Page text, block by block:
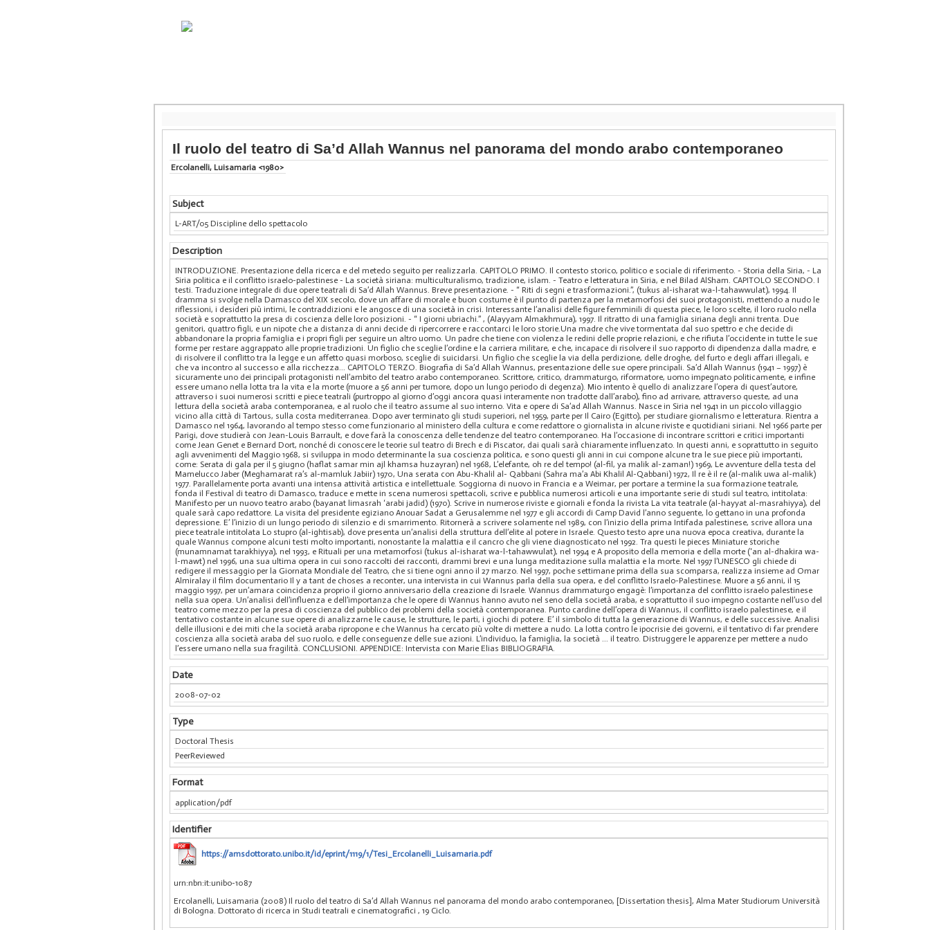
Il ruolo del teatro di Sa’d Allah Wannus nel panorama del mondo arabo contemporaneo
Ercolanelli, Luisamaria <1980>
Subject
L-ART/05 Discipline dello spettacolo
Description
INTRODUZIONE. Presentazione della ricerca e del metedo seguito per realizzarla. CAPITOLO PRIMO. Il contesto storico, politico e sociale di riferimento. - Storia della Siria, - La
Siria politica e il conflitto israelo-palestinese - La società siriana: multiculturalismo, tradizione, islam. - Teatro e letteratura in Siria, e nel Bilad AlSham. CAPITOLO SECONDO. I
testi. Traduzione integrale di due opere teatrali di Sa’d Allah Wannus. Breve presentazione. - “ Riti di segni e trasformazioni.”, (tukus al-isharat wa-l-tahawwulat), 1994. Il
dramma si svolge nella Damasco del XIX secolo, dove un affare di morale e buon costume è il punto di partenza per la metamorfosi dei suoi protagonisti, mettendo a nudo le
riflessioni, i desideri più intimi, le contraddizioni e le angosce di una società in crisi. Interessante l’analisi delle figure femminili di questa piece, le loro scelte, il loro ruolo nella
società e soprattutto la presa di coscienza delle loro posizioni. - “ I giorni ubriachi.” , (Alayyam Almakhmura), 1997. Il ritratto di una famiglia siriana degli anni trenta. Due
genitori, quattro figli, e un nipote che a distanza di anni decide di ripercorrere e raccontarci le loro storie.Una madre che vive tormentata dal suo spettro e che decide di
abbandonare la propria famiglia e i propri figli per seguire un altro uomo. Un padre che tiene con violenza le redini delle proprie relazioni, e che rifiuta l’occidente in tutte le sue
forme per restare aggrappato alle proprie tradizioni. Un figlio che sceglie l’ordine e la carriera militare, e che, incapace di risolvere il suo rapporto di dipendenza dalla madre, e
di risolvere il conflitto tra la legge e un affetto quasi morboso, sceglie di suicidarsi. Un figlio che sceglie la via della perdizione, delle droghe, del furto e degli affari illegali, e
che va incontro al successo e alla ricchezza... CAPITOLO TERZO. Biografia di Sa’d Allah Wannus, presentazione delle sue opere principali. Sa’d Allah Wannus (1941 – 1997) è
sicuramente uno dei principali protagonisti nell’ambito del teatro arabo contemporaneo. Scrittore, critico, drammaturgo, riformatore, uomo impegnato politicamente, e infine
essere umano nella lotta tra la vita e la morte (muore a 56 anni per tumore, dopo un lungo periodo di degenza). Mio intento è quello di analizzare l’opera di quest’autore,
attraverso i suoi numerosi scritti e piece teatrali (purtroppo al giorno d’oggi ancora quasi interamente non tradotte dall’arabo), fino ad arrivare, attraverso queste, ad una
lettura della società araba contemporanea, e al ruolo che il teatro assume al suo interno. Vita e opere di Sa’ad Allah Wannus. Nasce in Siria nel 1941 in un piccolo villaggio
vicino alla città di Tartous, sulla costa mediterranea. Dopo aver terminato gli studi superiori, nel 1959, parte per Il Cairo (Egitto), per studiare giornalismo e letteratura. Rientra a
Damasco nel 1964, lavorando al tempo stesso come funzionario al ministero della cultura e come redattore o giornalista in alcune riviste e quotidiani siriani. Nel 1966 parte per
Parigi, dove studierà con Jean-Louis Barrault, e dove farà la conoscenza delle tendenze del teatro contemporaneo. Ha l’occasione di incontrare scrittori e critici importanti
come Jean Genet e Bernard Dort, nonché di conoscere le teorie sul teatro di Brech e di Piscator, dai quali sarà chiaramente influenzato. In questi anni, e soprattutto in seguito
agli avvenimenti del Maggio 1968, si sviluppa in modo determinante la sua coscienza politica, e sono questi gli anni in cui compone alcune tra le sue piece più importanti,
come: Serata di gala per il 5 giugno (haflat samar min ajl khamsa huzayran) nel 1968, L’elefante, oh re del tempo! (al-fil, ya malik al-zaman!) 1969, Le avventure della testa del
Mamelucco Jaber (Meghamarat ra’s al-mamluk Jabiir) 1970, Una serata con Abu-Khalil al- Qabbani (Sahra ma’a Abi Khalil Al-Qabbani) 1972, Il re è il re (al-malik uwa al-malik)
1977. Parallelamente porta avanti una intensa attività artistica e intellettuale. Soggiorna di nuovo in Francia e a Weimar, per portare a termine la sua formazione teatrale,
fonda il Festival di teatro di Damasco, traduce e mette in scena numerosi spettacoli, scrive e pubblica numerosi articoli e una importante serie di studi sul teatro, intitolata:
Manifesto per un nuovo teatro arabo (bayanat limasrah ‘arabi jadid) (1970). Scrive in numerose riviste e giornali e fonda la rivista La vita teatrale (al-hayyat al-masrahiyya), del
quale sarà capo redattore. La visita del presidente egiziano Anouar Sadat a Gerusalemme nel 1977 e gli accordi di Camp David l’anno seguente, lo gettano in una profonda
depressione. E’ l’inizio di un lungo periodo di silenzio e di smarrimento. Ritornerà a scrivere solamente nel 1989, con l’inizio della prima Intifada palestinese, scrive allora una
piece teatrale intitolata Lo stupro (al-ightisab), dove presenta un’analisi della struttura dell’elite al potere in Israele. Questo testo apre una nuova epoca creativa, durante la
quale Wannus compone alcuni testi molto importanti, nonostante la malattia e il cancro che gli viene diagnosticato nel 1992. Tra questi le pieces Miniature storiche
(munamnamat tarakhiyya), nel 1993, e Rituali per una metamorfosi (tukus al-isharat wa-l-tahawwulat), nel 1994 e A proposito della memoria e della morte (‘an al-dhakira wa-
l-mawt) nel 1996, una sua ultima opera in cui sono raccolti dei racconti, drammi brevi e una lunga meditazione sulla malattia e la morte. Nel 1997 l’UNESCO gli chiede di
redigere il messaggio per la Giornata Mondiale del Teatro, che si tiene ogni anno il 27 marzo. Nel 1997, poche settimane prima della sua scomparsa, realizza insieme ad Omar
Almiralay il film documentario Il y a tant de choses a reconter, una intervista in cui Wannus parla della sua opera, e del conflitto Israelo-Palestinese. Muore a 56 anni, il 15
maggio 1997, per un’amara coincidenza proprio il giorno anniversario della creazione di Israele. Wannus drammaturgo engagè: l’importanza del conflitto israelo palestinese
nella sua opera. Un’analisi dell’influenza e dell’importanza che le opere di Wannus hanno avuto nel seno della società araba, e soprattutto il suo impegno costante nell’uso del
teatro come mezzo per la presa di coscienza del pubblico dei problemi della società contemporanea. Punto cardine dell’opera di Wannus, il conflitto israelo palestinese, e il
tentativo costante in alcune sue opere di analizzarne le cause, le strutture, le parti, i giochi di potere. E’ il simbolo di tutta la generazione di Wannus, e delle successive. Analisi
delle illusioni e dei miti che la società araba ripropone e che Wannus ha cercato più volte di mettere a nudo. La lotta contro le ipocrisie dei governi, e il tentativo di far prendere
coscienza alla società araba del suo ruolo, e delle conseguenze delle sue azioni. L’individuo, la famiglia, la società ... il teatro. Distruggere le apparenze per mettere a nudo
l’essere umano nella sua fragilità. CONCLUSIONI. APPENDICE: Intervista con Marie Elias BIBLIOGRAFIA.
Date
2008-07-02
Type
Doctoral Thesis
PeerReviewed
Format
application/pdf
Identifier
https://amsdottorato.unibo.it/id/eprint/1119/1/Tesi_Ercolanelli_Luisamaria.pdf
urn:nbn:it:unibo-1087
Ercolanelli, Luisamaria (2008) Il ruolo del teatro di Sa’d Allah Wannus nel panorama del mondo arabo contemporaneo, [Dissertation thesis], Alma Mater Studiorum Università
di Bologna. Dottorato di ricerca in Studi teatrali e cinematografici , 19 Ciclo.